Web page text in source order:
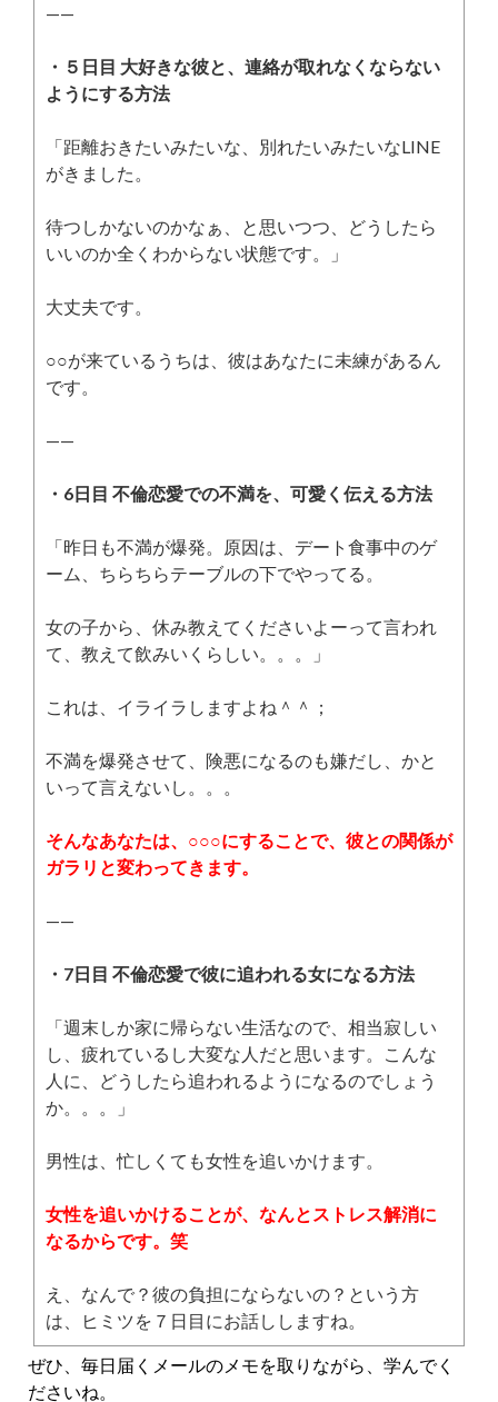
——
・５日目 大好きな彼と、連絡が取れなくならない
ようにする方法
「距離おきたいみたいな、別れたいみたいなLINE
がきました。
待つしかないのかなぁ、と思いつつ、どうしたら
いいのか全くわからない状態です。」
大丈夫です。
○○が来ているうちは、彼はあなたに未練があるん
です。
——
・6日目 不倫恋愛での不満を、可愛く伝える方法
「昨日も不満が爆発。原因は、デート食事中のゲ
ーム、ちらちらテーブルの下でやってる。
女の子から、休み教えてくださいよーって言われ
て、教えて飲みいくらしい。。。」
これは、イライラしますよね＾＾；
不満を爆発させて、険悪になるのも嫌だし、かと
いって言えないし。。。
そんなあなたは、○○○にすることで、彼との関係が
ガラリと変わってきます。
——
・7日目 不倫恋愛で彼に追われる女になる方法
「週末しか家に帰らない生活なので、相当寂しい
し、疲れているし大変な人だと思います。こんな
人に、どうしたら追われるようになるのでしょう
か。。。」
男性は、忙しくても女性を追いかけます。
女性を追いかけることが、なんとストレス解消に
なるからです。笑
え、なんで？彼の負担にならないの？という方
は、ヒミツを７日目にお話ししますね。
ぜひ、毎日届くメールのメモを取りながら、学んでく
ださいね。